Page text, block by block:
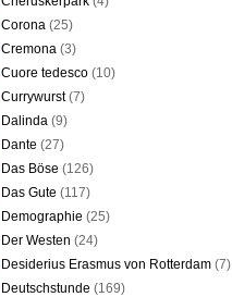
Corona (25)
Cremona (3)
Cuore tedesco (10)
Currywurst(7)
Dalinda (9)
Dante (27)
Das Böse (126)
Das Gute (117)
Demographie (25)
Der Westen (24)
Desiderius Erasmus von Rotterdam (7)
Deutschstunde (169)